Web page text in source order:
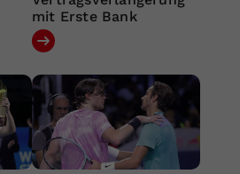
mit Erste Bank